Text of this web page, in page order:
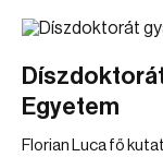
Egyetem
Florian Luca fő